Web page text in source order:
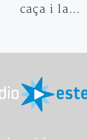
caça i la…